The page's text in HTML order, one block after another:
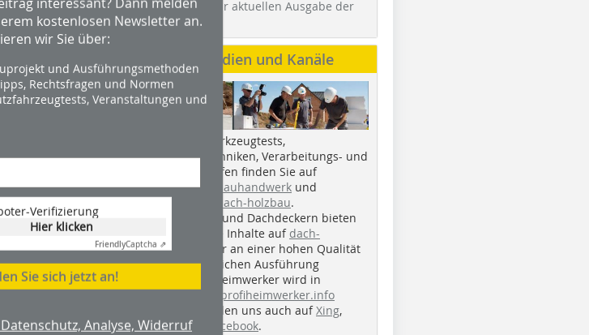
Die
ein
und innen
komplett
nachgebaut
kostenlosen Newsletter an.
wir Sie über:
und Ausführungsmethoden
Rechtsfragen und Normen
Veranstaltungen und
Verifizierung
Hier klicken
FriendlyCaptcha ⇗
Sie sich jetzt an!
Analyse, Widerruf
Hier geht es zur aktuellen Ausgabe der
dach+holzbau.
Weitere Medien und Kanäle
Videos von Werkzeugtests,
Handwerkstechniken, Verarbeitungs- und
Montageabläufen finden Sie auf
youtube.com/bauhandwerk und
youtube.com/dach-holzbau.
Zimmerleuten und Dachdeckern bieten
wir spannende Inhalte auf dach-
holzbau.de
, der an einer hohen Qualität
der handwerklichen Ausführung
interessierte Heimwerker wird in
unserem Blog
profiheimwerker.info
fündig. Sie finden uns auch aufXing,
Twitterund Facebook.